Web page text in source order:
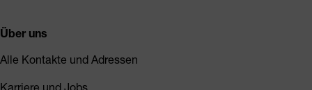
Über uns
Alle Kontakte und Adressen
Karriere und Jobs